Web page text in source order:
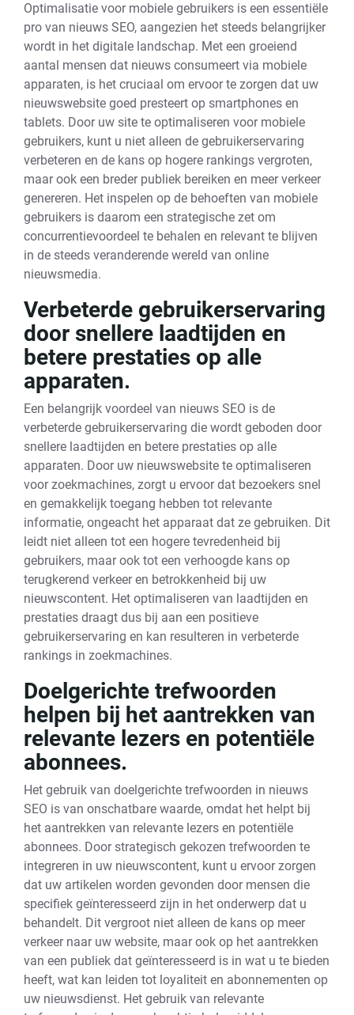
Optimalisatie voor mobiele gebruikers is een essentiële
pro van nieuws SEO, aangezien het steeds belangrijker
wordt in het digitale landschap. Met een groeiend
aantal mensen dat nieuws consumeert via mobiele
apparaten, is het cruciaal om ervoor te zorgen dat uw
nieuwswebsite goed presteert op smartphones en
tablets. Door uw site te optimaliseren voor mobiele
gebruikers, kunt u niet alleen de gebruikerservaring
verbeteren en de kans op hogere rankings vergroten,
maar ook een breder publiek bereiken en meer verkeer
genereren. Het inspelen op de behoeften van mobiele
gebruikers is daarom een strategische zet om
concurrentievoordeel te behalen en relevant te blijven
in de steeds veranderende wereld van online
nieuwsmedia.
Verbeterde gebruikerservaring
door snellere laadtijden en
betere prestaties op alle
apparaten.
Een belangrijk voordeel van nieuws SEO is de
verbeterde gebruikerservaring die wordt geboden door
snellere laadtijden en betere prestaties op alle
apparaten. Door uw nieuwswebsite te optimaliseren
voor zoekmachines, zorgt u ervoor dat bezoekers snel
en gemakkelijk toegang hebben tot relevante
informatie, ongeacht het apparaat dat ze gebruiken. Dit
leidt niet alleen tot een hogere tevredenheid bij
gebruikers, maar ook tot een verhoogde kans op
terugkerend verkeer en betrokkenheid bij uw
nieuwscontent. Het optimaliseren van laadtijden en
prestaties draagt dus bij aan een positieve
gebruikerservaring en kan resulteren in verbeterde
rankings in zoekmachines.
Doelgerichte trefwoorden
helpen bij het aantrekken van
relevante lezers en potentiële
abonnees.
Het gebruik van doelgerichte trefwoorden in nieuws
SEO is van onschatbare waarde, omdat het helpt bij
het aantrekken van relevante lezers en potentiële
abonnees. Door strategisch gekozen trefwoorden te
integreren in uw nieuwscontent, kunt u ervoor zorgen
dat uw artikelen worden gevonden door mensen die
specifiek geïnteresseerd zijn in het onderwerp dat u
behandelt. Dit vergroot niet alleen de kans op meer
verkeer naar uw website, maar ook op het aantrekken
van een publiek dat geïnteresseerd is in wat u te bieden
heeft, wat kan leiden tot loyaliteit en abonnementen op
uw nieuwsdienst. Het gebruik van relevante